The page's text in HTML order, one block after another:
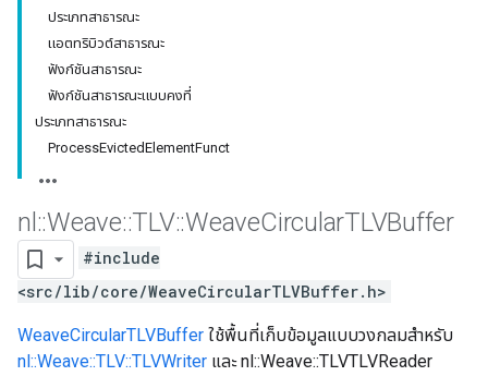
ประเภทสาธารณะ
แอตทริบิวต์สาธารณะ
ฟังก์ชันสาธารณะ
ฟังก์ชันสาธารณะแบบคงที่
ประเภทสาธารณะ
ProcessEvictedElementFunct
nl ::Weave::TLV::WeaveCircularTLVBuffer
#include
<src/lib/core/WeaveCircularTLVBuffer.h>
WeaveCircularTLVBuffer ใช้พื้นที่เก็บข้อมูลแบบวงกลมสำหรับ
nl::Weave::TLV::TLVWriter และ nl::Weave::TLVTLVReader